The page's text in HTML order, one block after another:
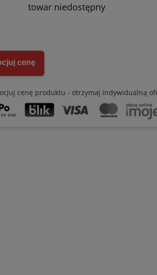
towar niedostępny
cenę
cenę produktu - otrzymaj indywidualną